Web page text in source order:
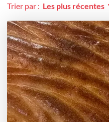
Trier par : Les plus récentes